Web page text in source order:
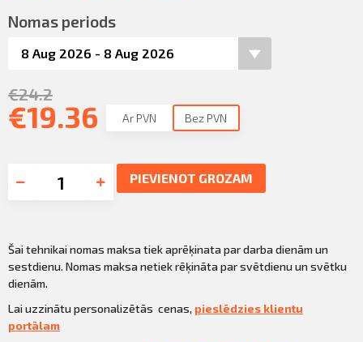
Nomas periods
€24.2
€19.36 Ar PVN Bez PVN
PIEVIENOT GROZAM
Šai tehnikai nomas maksa tiek aprēķinata par darba dienām un
sestdienu. Nomas maksa netiek rēķināta par svētdienu un svētku
dienām.
Lai uzzinātu personalizētās cenas, pieslēdzies klientu
portālam